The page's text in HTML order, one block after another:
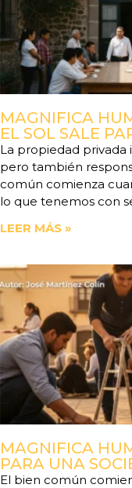
MAGNIFICA
EL SOL SALE
La propiedad privada
pero también
común comienza
lo que tenemos con
LEER MÁS »
MAGNIFICA
PARA UNA
El bien común